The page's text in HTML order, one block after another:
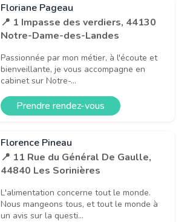
Floriane Pageau
📍 1 Impasse des verdiers, 44130
Notre-Dame-des-Landes
Passionnée par mon métier, à l'écoute et
bienveillante, je vous accompagne en
cabinet sur Notre-...
Prendre rendez-vous
Florence Pineau
📍 11 Rue du Général De Gaulle,
44840 Les Sorinières
L'alimentation concerne tout le monde.
Nous mangeons tous, et tout le monde à
un avis sur la questi...